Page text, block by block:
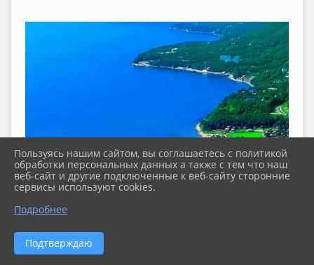
Уважаемые жители Павловского района!
Пользуясь нашим сайтом, вы соглашаетесь с политикой
обработки персональных данных а также с тем что наш
веб-сайт и другие подключенные к веб-сайту сторонние
сервисы используют cookies.
Подробнее
Подтверждаю